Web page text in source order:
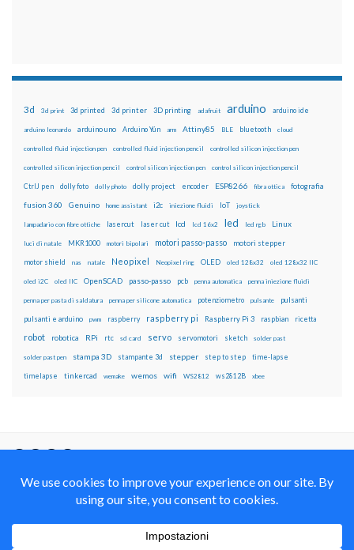
3d 3d print 3d printed 3d printer 3D printing adafruit arduino arduino ide
arduino leonardo arduino uno Arduino Yún arm Attiny85 BLE bluetooth cloud
controlled fluid injection pen controlled fluid injection pencil controlled silicon injection pen
controlled silicon injection pencil control silicon injection pen control silicon injection pencil
CtrlJ pen dolly foto dolly photo dolly project encoder ESP8266 fibra ottica fotografia
fusion 360 Genuino home assistant i2c iniezione fluidi IoT joystick
lampadario con fibre ottiche lasercut laser cut lcd lcd 16x2 led led rgb Linux
luci di natale MKR1000 motori bipolari motori passo-passo motori stepper
motor shield nas natale Neopixel Neopixel ring OLED oled 128x32 oled 128x32 IIC
oled i2C oled IIC OpenSCAD passo-passo pcb penna automatica penna iniezione fluidi
penna per pasta di saldatura penna per silicone automatica potenziometro pulsante pulsanti
pulsanti e arduino pwm raspberry raspberry pi Raspberry Pi 3 raspbian ricetta
robot robotica RPi rtc sd card servo servomotori sketch solder past
solder past pen stampa 3D stampante 3d stepper step to step time-lapse
timelapse tinkercad wemake wemos wifi WS2812 ws2812B xbee
Alike 4.0 International